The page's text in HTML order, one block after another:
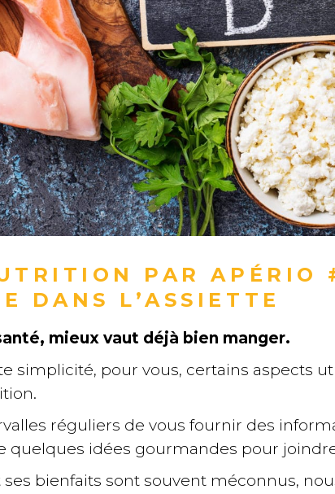
PAR
DANS L’ASSIETTE
mieux vaut déjà bien manger.
simplicité, pour vous, certains aspects
réguliers de vous fournir des
idées gourmandes pour joindre
bienfaits sont souvent méconnus,